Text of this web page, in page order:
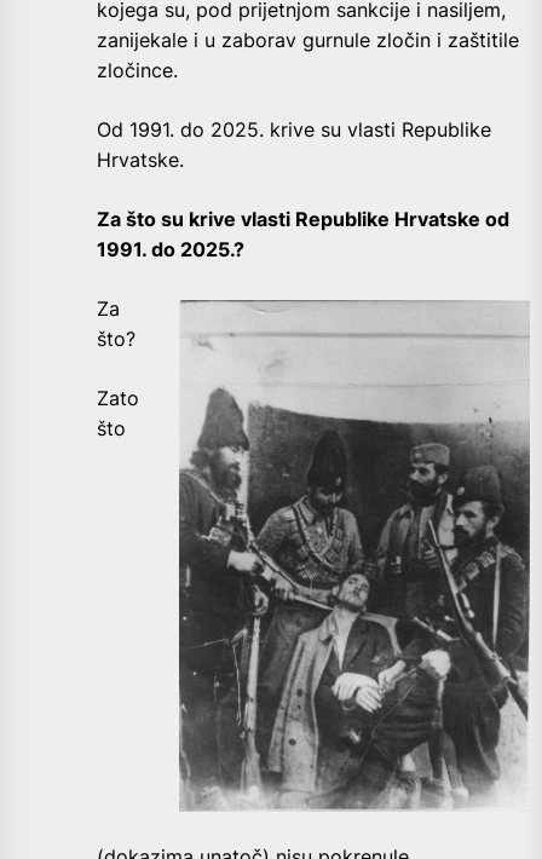
kojega su, pod prijetnjom sankcije i nasiljem,
zanijekale i u zaborav gurnule zločin i zaštitile
zločince.
Od 1991. do 2025. krive su vlasti Republike
Hrvatske.
Za što su krive vlasti Republike Hrvatske od
1991. do 2025.?
Za
što?
Zato
što